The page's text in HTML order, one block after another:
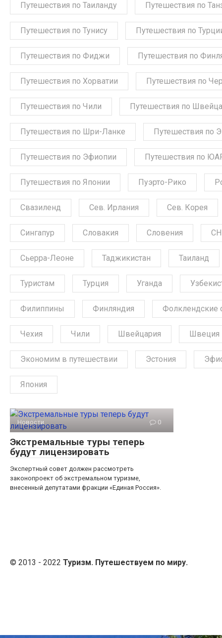
Путешествия по Таиланду Путешествия по
Путешествия по Тунису Путешествия по
Путешествия по Фиджи Путешествия по
Путешествия по Хорватии Путешествия по
Путешествия по Чили Путешествия по
Путешествия по Шри-Ланке Путешествия по
Путешествия по Эфиопии Путешествия по
Путешествия по Японии Пуэрто-Рико
Свазиленд Сев. Ирлания Сев. Корея
Сингапур Словакия Словения
Сьерра-Леоне Таджикистан Таиланд
Туристам Турция Уганда
Филиппины Финляндия Фолклендские
Чехия Чили Швейцария Швеция
Экономим в путешествии Эстония
Япония
Новости 0
Экстремальные туры теперь
будут лицензировать
Экспертный совет должен рассмотреть
законопроект об экстремальном туризме,
внесенный депутатами фракции «Единая Россия».
© 2013 - 2022 Туризм. Путешествуем по миру.